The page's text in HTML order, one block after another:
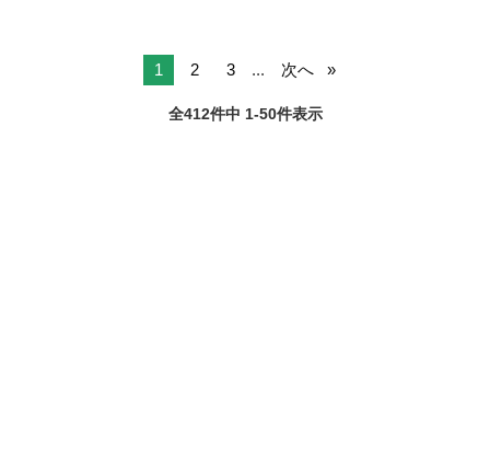
1 2 3 ... 次へ
全412件中 1-50件表示